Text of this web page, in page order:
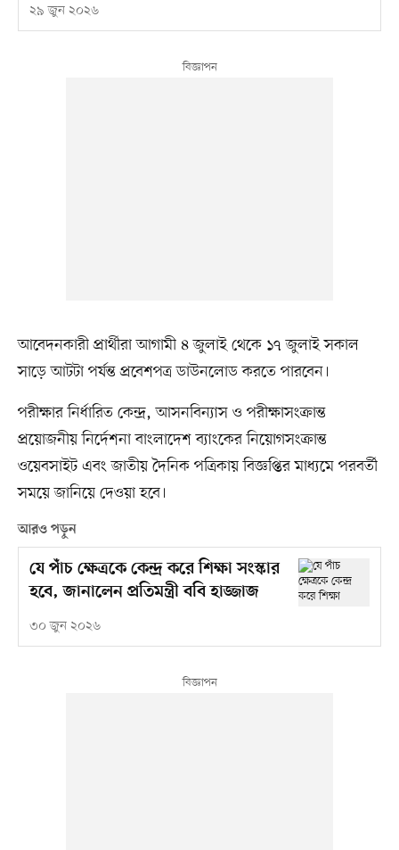
২৯ জুন ২০২৬
আবেদনকারী প্রার্থীরা আগামী ৪ জুলাই থেকে ১৭ জুলাই সকাল
সাড়ে আটটা পর্যন্ত প্রবেশপত্র ডাউনলোড করতে পারবেন।
পরীক্ষার নির্ধারিত কেন্দ্র, আসনবিন্যাস ও পরীক্ষাসংক্রান্ত
প্রয়োজনীয় নির্দেশনা বাংলাদেশ ব্যাংকের নিয়োগসংক্রান্ত
ওয়েবসাইট এবং জাতীয় দৈনিক পত্রিকায় বিজ্ঞপ্তির মাধ্যমে পরবর্তী
সময়ে জানিয়ে দেওয়া হবে।
আরও পড়ুন
যে পাঁচ ক্ষেত্রকে কেন্দ্র করে শিক্ষা সংস্কার
হবে, জানালেন প্রতিমন্ত্রী ববি হাজ্জাজ
৩০ জুন ২০২৬